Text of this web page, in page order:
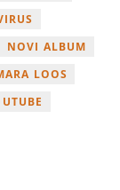
NOVI ALBUM
LOOS